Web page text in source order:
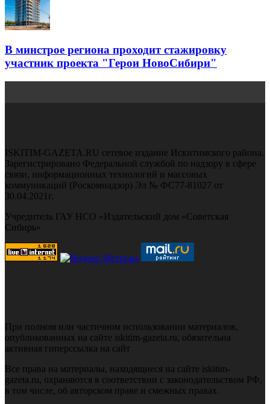
В минстрое региона проходит стажировку
участник проекта "Герои НовоСибири"
ISKITIM-GAZETA.RU сетевое издание Искитимского района.
Зарегистрировано Федеральной службой по надзору в сфере
связи, информационных технологий и массовых
коммуникаций (Роскомнадзор) Эл № ФС77-81027 от
30.04.2021г.
Учредитель ГАУ НСО «Издательский дом «Советская
Сибирь»
При полном или частичном использовании материалов,
опубликованных на сайте iskitim-gazeta.ru, обязательна
активная гиперссылка на сайт
Все права на материалы, находящиеся на сайте iskitim-
gazeta.ru, охраняются в соответствии с законодательством РФ,
в том числе, об авторском праве и смежных правах.